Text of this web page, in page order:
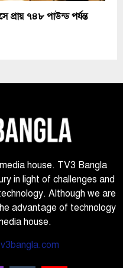
প্রায় ৭৪৮ পাউন্ড পর্যন্ত
house. TV3 Bangla
in light of challenges and
Although we are
advantage of technology
house.